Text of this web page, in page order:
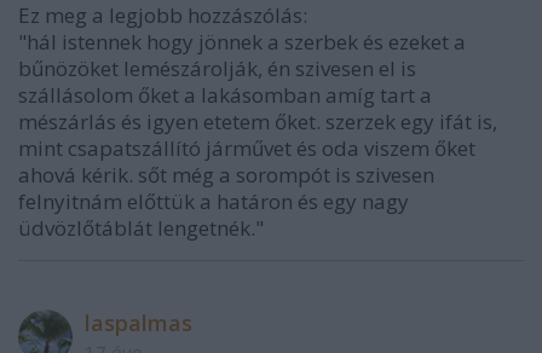
Ez meg a legjobb hozzászólás:
"hál istennek hogy jönnek a szerbek és ezeket a
bűnözöket lemészárolják, én szivesen el is
szállásolom őket a lakásomban amíg tart a
mészárlás és igyen etetem őket. szerzek egy ifát is,
mint csapatszállító járművet és oda viszem őket
ahová kérik. sőt még a sorompót is szivesen
felnyitnám előttük a határon és egy nagy
üdvözlőtáblát lengetnék."
laspalmas